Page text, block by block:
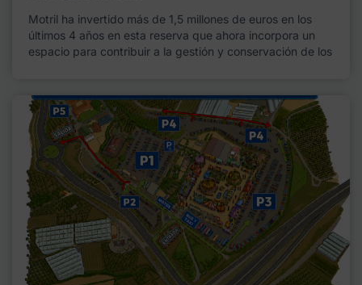
Motril ha invertido más de 1,5 millones de euros en los
últimos 4 años en esta reserva que ahora incorpora un
espacio para contribuir a la gestión y conservación de los